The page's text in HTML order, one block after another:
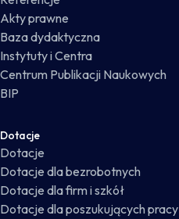
Akty prawne
Baza dydaktyczna
Instytuty i Centra
Centrum Publikacji Naukowych
BIP
Dotacje
Dotacje
Dotacje dla bezrobotnych
Dotacje dla firm i szkół
Dotacje dla poszukujących pracy